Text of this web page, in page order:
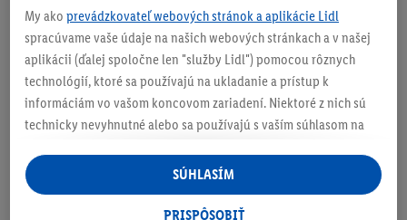
Je
d
n
o
d
uc
h
My ako prevádzkovateľ webových stránok a aplikácie Lidl
spracúvame vaše údaje na našich webových stránkach a v našej
aplikácii (ďalej spoločne len "služby Lidl") pomocou rôznych
technológií, ktoré sa používajú na ukladanie a prístup k
informáciám vo vašom koncovom zariadení. Niektoré z nich sú
technicky nevyhnutné alebo sa používajú s vaším súhlasom na
personalizovanú reklamu v rámci služieb Lidl aj mimo nich. Ak
ste účastníkom programu Lidl Plus, na tieto účely sa spracúvajú
aj údaje z vášho nákupného správania v obchode.
PRISPÔSOBIŤ
SÚHLASÍM